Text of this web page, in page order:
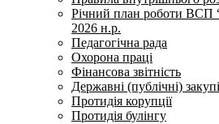
Річний план роботи
2026 н.р.
Педагогічна рада
Охорона праці
Фінансова звітність
Державні (публічні)
Протидія корупції
Протидія булінгу